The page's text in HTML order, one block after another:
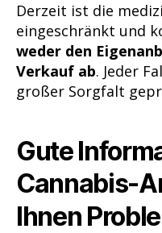
Derzeit ist die
eingeschränkt und
weder den
Verkauf ab. Jeder
großer Sorgfalt
Gute
Cannabis-
Ihnen